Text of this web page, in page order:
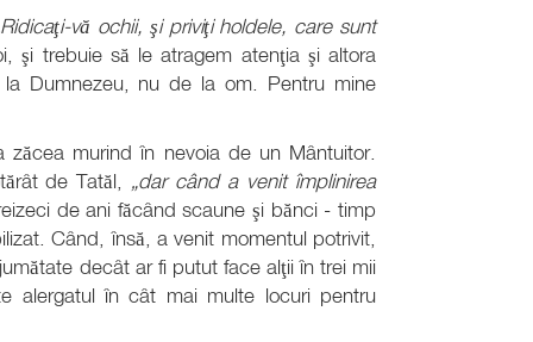
vă ochii, şi priviţi holdele, care sunt
şi trebuie să le atragem atenţia şi altora
Dumnezeu, nu de la om. Pentru mine
murind în nevoia de un Mântuitor.
de Tatăl, „dar când a venit împlinirea
de ani făcând scaune şi bănci - timp
Când, însă, a venit momentul potrivit,
decât ar fi putut face alţii în trei mii
alergatul în cât mai multe locuri pentru